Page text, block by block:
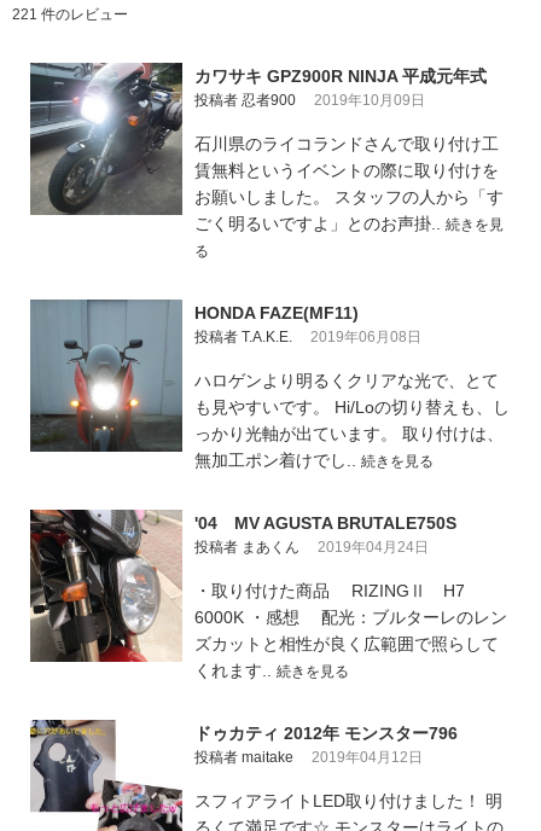
221 件のレビュー
カワサキ GPZ900R NINJA 平成元年式
投稿者 忍者900 2019年10月09日
石川県のライコランドさんで取り付け工
賃無料というイベントの際に取り付けを
お願いしました。 スタッフの人から「す
ごく明るいですよ」とのお声掛.. 続きを見
る
HONDA FAZE(MF11)
投稿者 T.A.K.E. 2019年06月08日
ハロゲンより明るくクリアな光で、とて
も見やすいです。 Hi/Loの切り替えも、し
っかり光軸が出ています。 取り付けは、
無加工ポン着けでし.. 続きを見る
'04 MV AGUSTA BRUTALE750S
投稿者 まあくん 2019年04月24日
・取り付けた商品 RIZINGⅡ H7
6000K ・感想 配光：ブルターレのレン
ズカットと相性が良く広範囲で照らして
くれます.. 続きを見る
ドゥカティ 2012年 モンスター796
投稿者 maitake 2019年04月12日
スフィアライトLED取り付けました！ 明